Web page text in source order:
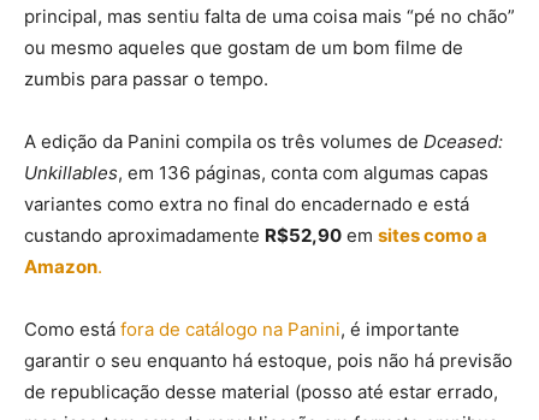
DComposição Vol. 02 : Duros de Matar | Editora Panini Comics (2021)
principal, mas sentiu falta de uma coisa mais “pé no chão”
ou mesmo aqueles que gostam de um bom filme de
zumbis para passar o tempo.
A edição da Panini compila os três volumes de Dceased:
Unkillables, em 136 páginas, conta com algumas capas
variantes como extra no final do encadernado e está
custando aproximadamente R$52,90 em sites como a
Amazon.
Como está fora de catálogo na Panini, é importante
garantir o seu enquanto há estoque, pois não há previsão
de republicação desse material (posso até estar errado,